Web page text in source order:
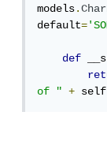
models.
default=
def
of "
+